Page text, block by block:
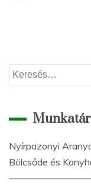
Keresés:
Nyírpazonyi
Bölcsőde és